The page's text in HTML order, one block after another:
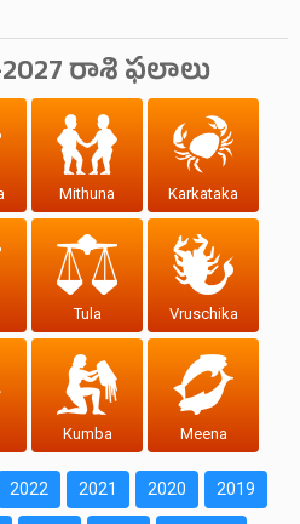
రాశి ఫలాలు
Mithuna Karkataka
Tula Vruschika
Kumba Meena
2022 2021 2020 2019